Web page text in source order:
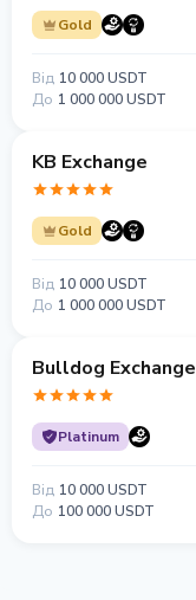
Gold
Від 10 000 USDT
До 1 000 000 USDT
KB Exchange
Gold
Від 10 000 USDT
До 1 000 000 USDT
Bulldog Exchange
Platinum
Від 10 000 USDT
До 100 000 USDT